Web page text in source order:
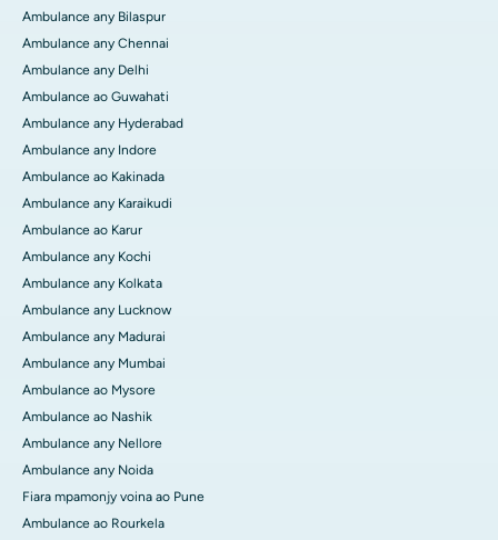
Ambulance any Bilaspur
Ambulance any Chennai
Ambulance any Delhi
Ambulance ao Guwahati
Ambulance any Hyderabad
Ambulance any Indore
Ambulance ao Kakinada
Ambulance any Karaikudi
Ambulance ao Karur
Ambulance any Kochi
Ambulance any Kolkata
Ambulance any Lucknow
Ambulance any Madurai
Ambulance any Mumbai
Ambulance ao Mysore
Ambulance ao Nashik
Ambulance any Nellore
Ambulance any Noida
Fiara mpamonjy voina ao Pune
Ambulance ao Rourkela